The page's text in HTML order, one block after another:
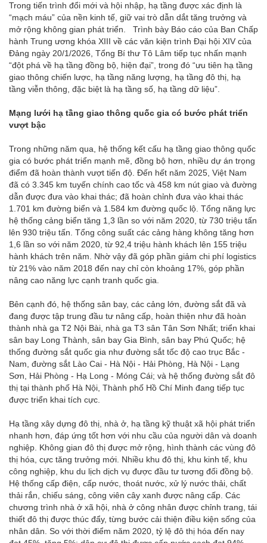
Trong tiến trình đổi mới và hội nhập, hạ tầng được xác định là
“mạch máu” của nền kinh tế, giữ vai trò dẫn dắt tăng trưởng và
mở rộng không gian phát triển. Trình bày Báo cáo của Ban Chấp
hành Trung ương khóa XIII về các văn kiện trình Đại hội XIV của
Đảng ngày 20/1/2026, Tổng Bí thư Tô Lâm tiếp tục nhấn mạnh
“đột phá về hạ tầng đồng bộ, hiện đại”, trong đó “ưu tiên hạ tầng
giao thông chiến lược, hạ tầng năng lượng, hạ tầng đô thị, hạ
tầng viễn thông, đặc biệt là hạ tầng số, hạ tầng dữ liệu”.
Mạng lưới hạ tầng giao thông quốc gia có bước phát triển
vượt bậc
Trong những năm qua, hệ thống kết cấu hạ tầng giao thông quốc
gia có bước phát triển mạnh mẽ, đồng bộ hơn, nhiều dự án trọng
điểm đã hoàn thành vượt tiến độ. Đến hết năm 2025, Việt Nam
đã có 3.345 km tuyến chính cao tốc và 458 km nút giao và đường
dẫn được đưa vào khai thác; đã hoàn chỉnh đưa vào khai thác
1.701 km đường biển và 1.584 km đường quốc lộ. Tổng năng lực
hệ thống cảng biển tăng 1,3 lần so với năm 2020, từ 730 triệu tấn
lên 930 triệu tấn. Tổng công suất các cảng hàng không tăng hơn
1,6 lần so với năm 2020, từ 92,4 triệu hành khách lên 155 triệu
hành khách trên năm. Nhờ vậy đã góp phần giảm chi phí logistics
từ 21% vào năm 2018 đến nay chỉ còn khoảng 17%, góp phần
nâng cao năng lực cạnh tranh quốc gia.
Bên cạnh đó, hệ thống sân bay, các cảng lớn, đường sắt đã và
đang được tập trung đầu tư nâng cấp, hoàn thiện như đã hoàn
thành nhà ga T2 Nội Bài, nhà ga T3 sân Tân Sơn Nhất; triển khai
sân bay Long Thành, sân bay Gia Bình, sân bay Phú Quốc; hệ
thống đường sắt quốc gia như đường sắt tốc độ cao trục Bắc -
Nam, đường sắt Lào Cai - Hà Nội - Hải Phòng, Hà Nội - Lạng
Sơn, Hải Phòng - Hạ Long - Móng Cái; và hệ thống đường sắt đô
thị tại thành phố Hà Nội, Thành phố Hồ Chí Minh đang tiếp tục
được triển khai tích cực.
Hạ tầng xây dựng đô thị, nhà ở, hạ tầng kỹ thuật xã hội phát triển
nhanh hơn, đáp ứng tốt hơn với nhu cầu của người dân và doanh
nghiệp. Không gian đô thị được mở rộng, hình thành các vùng đô
thị hóa, cực tăng trưởng mới. Nhiều khu đô thị, khu kinh tế, khu
công nghiệp, khu du lịch dịch vụ được đầu tư tương đối đồng bộ.
Hệ thống cấp điện, cấp nước, thoát nước, xử lý nước thải, chất
thải rắn, chiếu sáng, công viên cây xanh được nâng cấp. Các
chương trình nhà ở xã hội, nhà ở công nhân được chỉnh trang, tái
thiết đô thị được thúc đẩy, từng bước cải thiện điều kiện sống của
nhân dân. So với thời điểm năm 2020, tỷ lệ đô thị hóa đến nay